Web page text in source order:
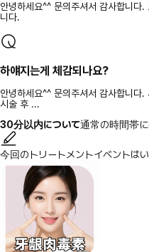
안녕하세요^^ 문의주셔서 감사합니다
니다.
하얘지는게 체감되나요?
안녕하세요^^ 문의주셔서 감사합니다
시술 후 ...
30分以内について通常の時間帯に
今回のトリートメントイベントは